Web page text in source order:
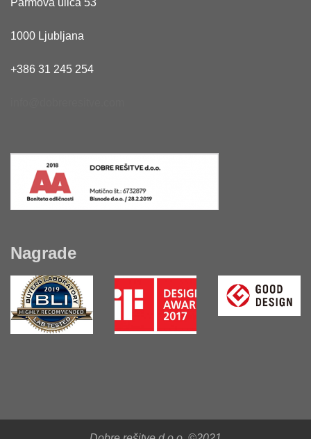
Parmova ulica 53
1000 Ljubljana
+386 31 245 254
Nagrade